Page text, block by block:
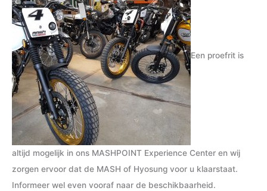
Een proefrit is
altijd mogelijk in ons MASHPOINT Experience Center en wij
zorgen ervoor dat de MASH of Hyosung voor u klaarstaat.
Informeer wel even vooraf naar de beschikbaarheid.